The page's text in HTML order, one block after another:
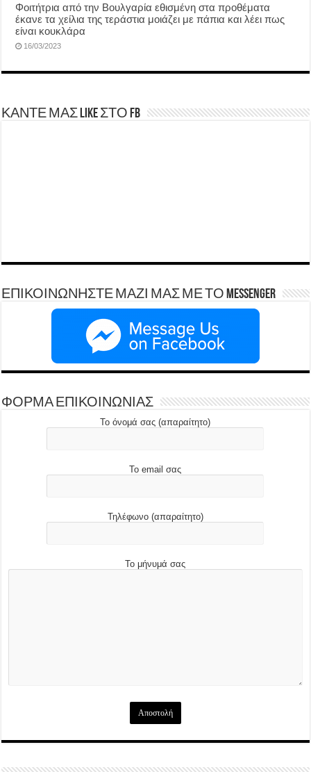
Φοιτήτρια από την Βουλγαρία εθισμένη στα προθέματα
έκανε τα χείλια της τεράστια μοιάζει με πάπια και λέει πως
είναι κουκλάρα
16/03/2023
ΚΑΝΤΕ ΜΑΣ LIKE ΣΤΟ FB
ΕΠΙΚΟΙΝΩΝΗΣΤΕ ΜΑΖΙ ΜΑΣ ΜΕ ΤΟ Messenger
ΦΟΡΜΑ ΕΠΙΚΟΙΝΩΝΙΑΣ
Το όνομά σας (απαραίτητο)
Το email σας
Τηλέφωνο (απαραίτητο)
Το μήνυμά σας